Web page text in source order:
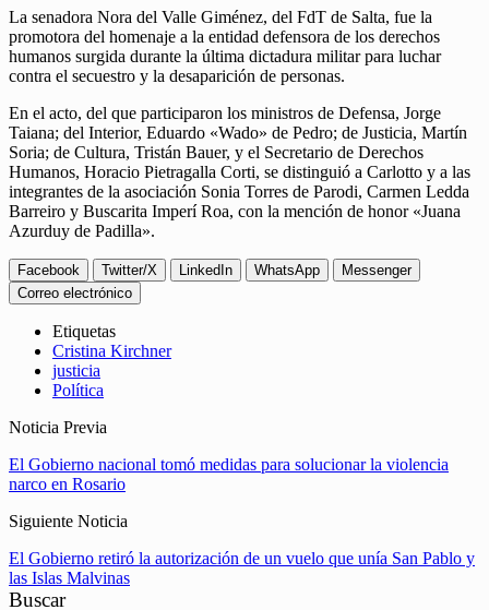
La senadora Nora del Valle Giménez, del FdT de Salta, fue la
promotora del homenaje a la entidad defensora de los derechos
humanos surgida durante la última dictadura militar para luchar
contra el secuestro y la desaparición de personas.
En el acto, del que participaron los ministros de Defensa, Jorge
Taiana; del Interior, Eduardo «Wado» de Pedro; de Justicia, Martín
Soria; de Cultura, Tristán Bauer, y el Secretario de Derechos
Humanos, Horacio Pietragalla Corti, se distinguió a Carlotto y a las
integrantes de la asociación Sonia Torres de Parodi, Carmen Ledda
Barreiro y Buscarita Imperí Roa, con la mención de honor «Juana
Azurduy de Padilla».
Facebook Twitter/X LinkedIn WhatsApp
Messenger
Correo electrónico
Etiquetas
Cristina Kirchner
justicia
Política
Noticia Previa
El Gobierno nacional tomó medidas para solucionar la violencia
narco en Rosario
Siguiente Noticia
El Gobierno retiró la autorización de un vuelo que unía San Pablo y
las Islas Malvinas
Buscar